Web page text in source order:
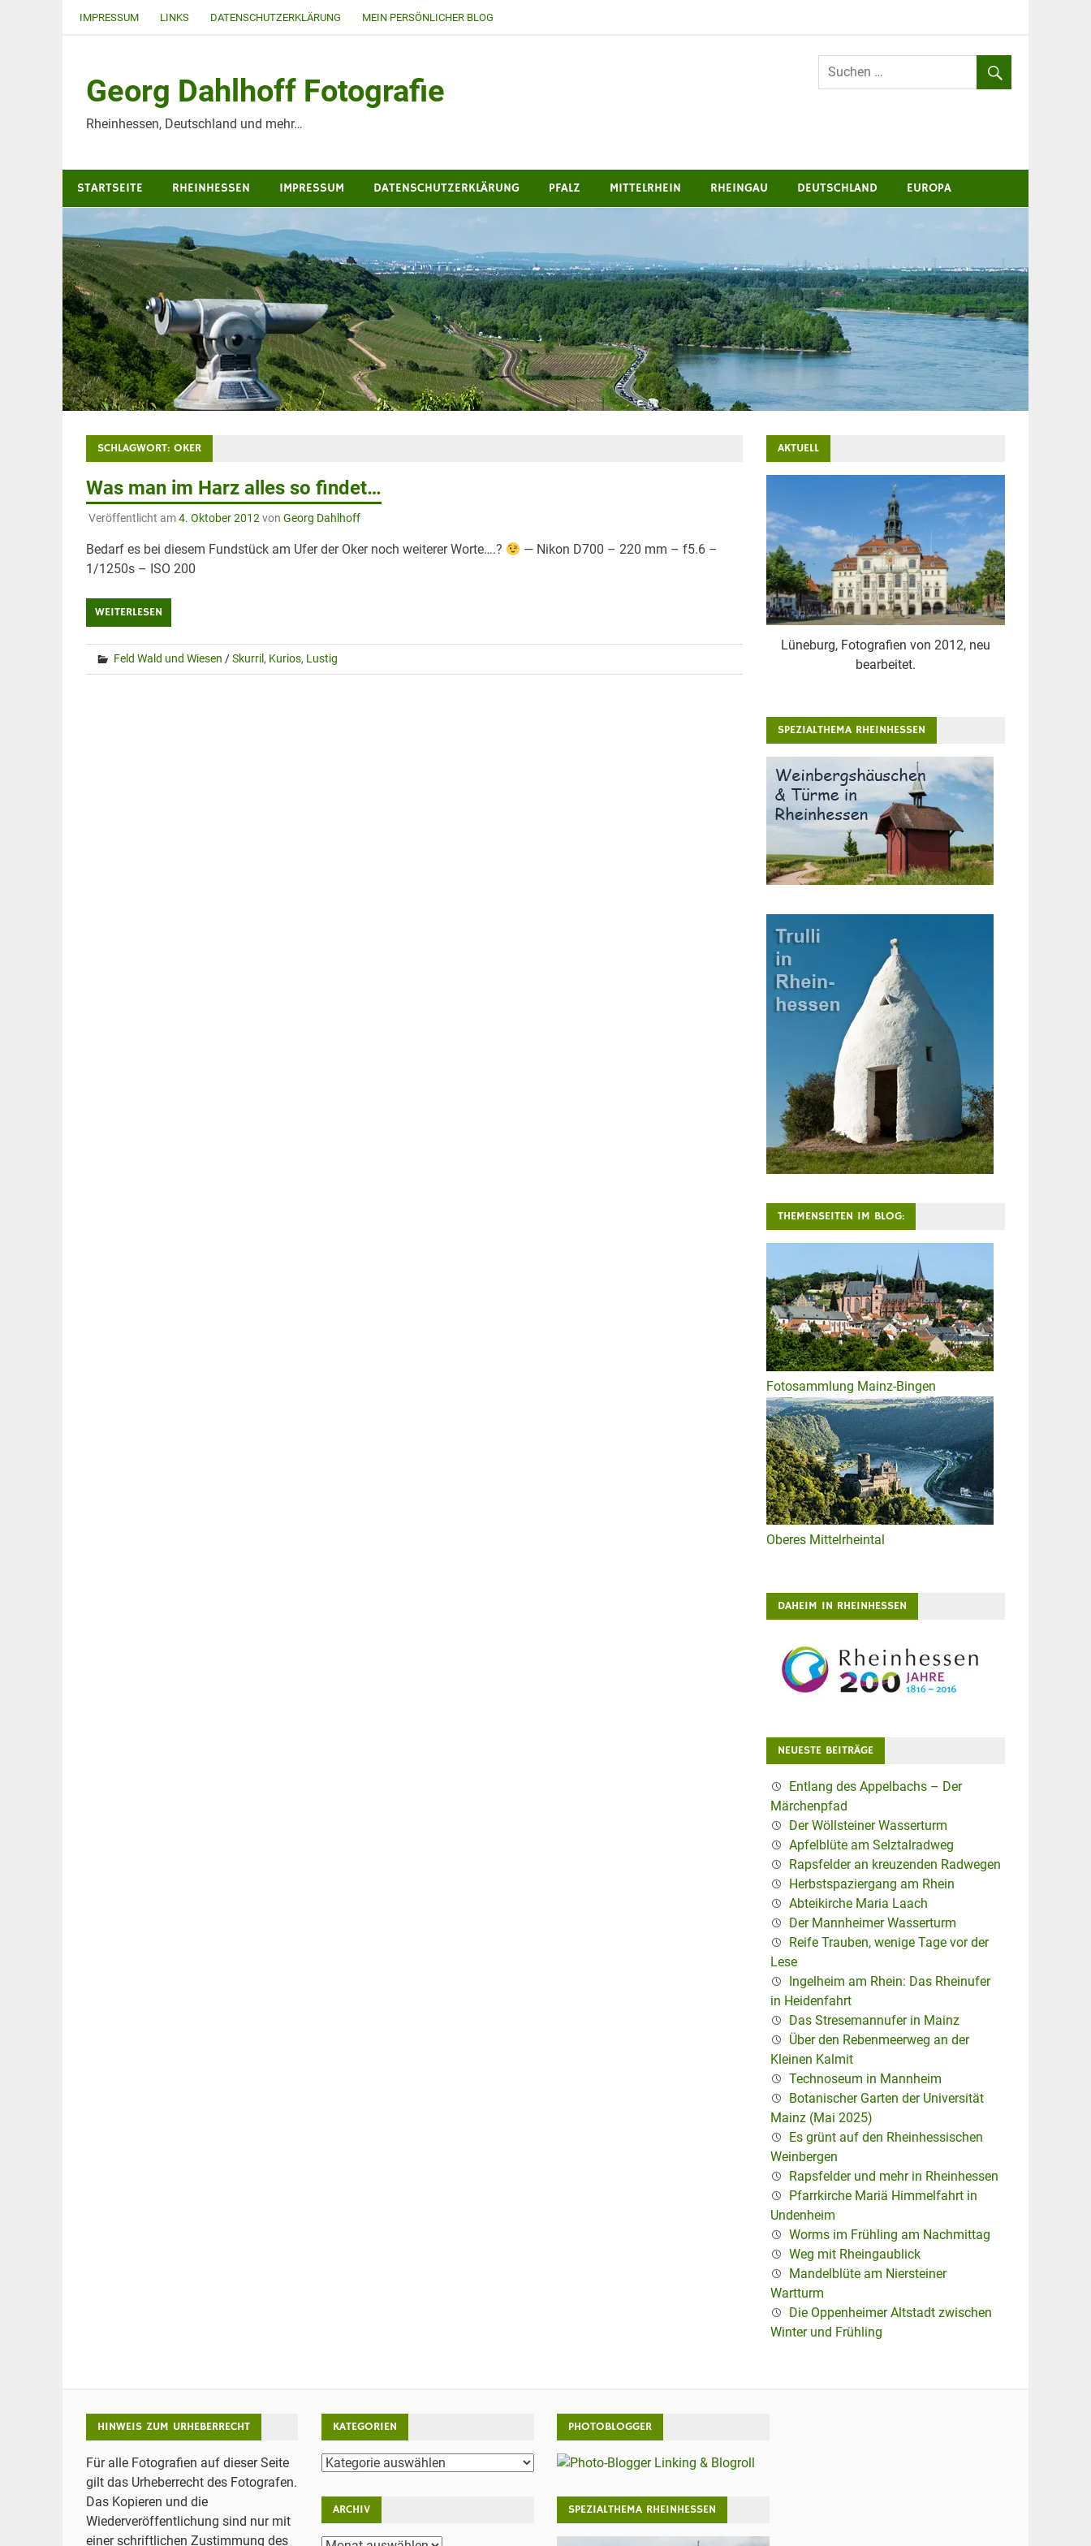
IMPRESSUM LINKS DATENSCHUTZERKLÄRUNG MEIN PERSÖNLICHER BLOG
Georg Dahlhoff Fotografie
Rheinhessen, Deutschland und mehr…
STARTSEITE RHEINHESSEN IMPRESSUM DATENSCHUTZERKLÄRUNG PFALZ MITTELRHEIN RHEINGAU DEUTSCHLAND EUROPA
SCHLAGWORT: OKER
Was man im Harz alles so findet…
Veröffentlicht am4. Oktober 2012 von Georg Dahlhoff
Bedarf es bei diesem Fundstück am Ufer der Oker noch weiterer Worte….?
— Nikon D700 – 220 mm – f5.6 –
1/1250s – ISO 200
WEITERLESEN
Feld Wald und Wiesen /Skurril, Kurios, Lustig
AKTUELL
Lüneburg, Fotografien von 2012, neu
bearbeitet.
SPEZIALTHEMA RHEINHESSEN
THEMENSEITEN IM BLOG:
Fotosammlung Mainz-Bingen
Oberes Mittelrheintal
DAHEIM IN RHEINHESSEN
NEUESTE BEITRÄGE
Entlang des Appelbachs – Der
Märchenpfad
Der Wöllsteiner Wasserturm
Apfelblüte am Selztalradweg
Rapsfelder an kreuzenden Radwegen
Herbstspaziergang am Rhein
Abteikirche Maria Laach
Der Mannheimer Wasserturm
Reife Trauben, wenige Tage vor der
Lese
Ingelheim am Rhein: Das Rheinufer
in Heidenfahrt
Das Stresemannufer in Mainz
Über den Rebenmeerweg an der
Kleinen Kalmit
Technoseum in Mannheim
Botanischer Garten der Universität
Mainz (Mai 2025)
Es grünt auf den Rheinhessischen
Weinbergen
Rapsfelder und mehr in Rheinhessen
Pfarrkirche Mariä Himmelfahrt in
Undenheim
Worms im Frühling am Nachmittag
Weg mit Rheingaublick
Mandelblüte am Niersteiner
Wartturm
Die Oppenheimer Altstadt zwischen
Winter und Frühling
HINWEIS ZUM URHEBERRECHT
Für alle Fotografien auf dieser Seite
gilt das Urheberrecht des Fotografen.
Das Kopieren und die
Wiederveröffentlichung sind nur mit
einer schriftlichen Zustimmung des
KATEGORIEN
Kategorien
ARCHIV
PHOTOBLOGGER
SPEZIALTHEMA RHEINHESSEN